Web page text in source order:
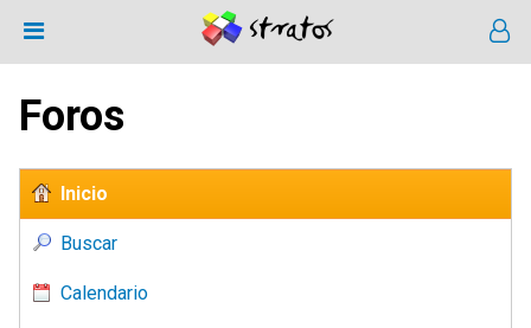
Foros
Inicio
Buscar
Calendario